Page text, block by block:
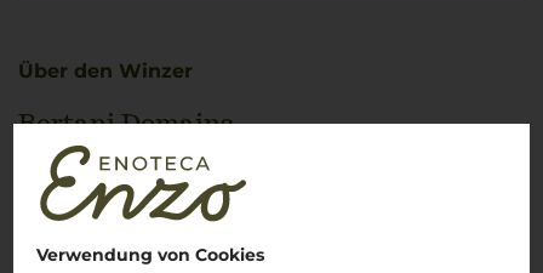
Verwendung von Cookies
Über den Winzer
Bertani Domains
Meister der eleganten Amarone Weine
Bertaniund Amarone– una coppia perfetta
Jahren steht dieses Weingut für Weine, die nicht nur durch
Kraft, sondern vor allem durch ihre Raffinesse und Harmonie
beeindrucken. DerAmarone von Bertani